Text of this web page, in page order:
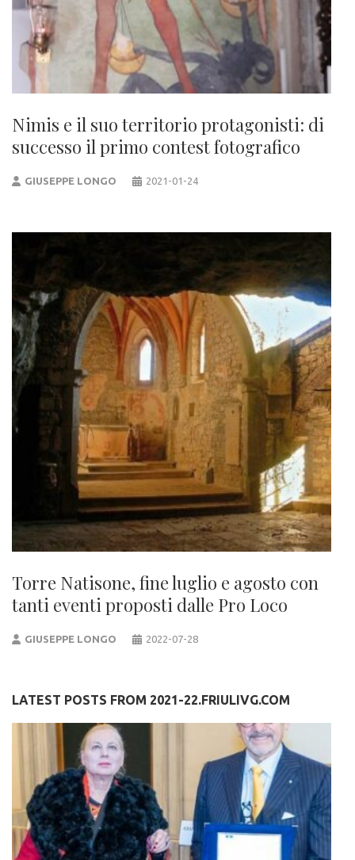
Nimis e il suo territorio protagonisti: di
successo il primo contest fotografico
GIUSEPPE LONGO 2021-01-24
Torre Natisone, fine luglio e agosto con
tanti eventi proposti dalle Pro Loco
GIUSEPPE LONGO 2022-07-28
LATEST POSTS FROM 2021-22.FRIULIVG.COM